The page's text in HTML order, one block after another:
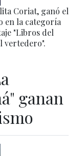
Coriat, ganó el
en la categoría
"Libros del
vertedero".
ganan